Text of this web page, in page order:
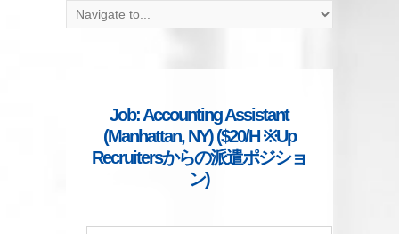
Job: Accounting Assistant
(Manhattan, NY) ($20/H ※Up
Recruitersからの派遣ポジショ
ン)